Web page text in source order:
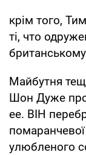
крім того,
ті, что
Майбутня
Шон Дуже
ее. ВІН
улюбленого